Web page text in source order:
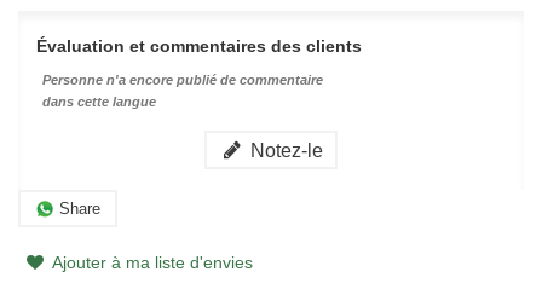
Évaluation et commentaires des clients
Personne n'a encore publié de commentaire
dans cette langue
Notez-le
Share
Ajouter à ma liste d'envies